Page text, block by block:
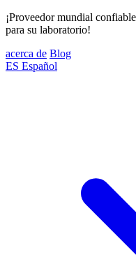
¡Proveedor mundial
para su laboratorio!
acerca de Blog
ES Español